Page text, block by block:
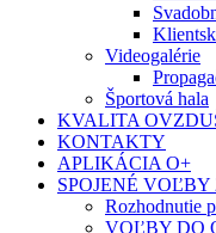
Videogalérie
Športová hala
KVALITA
KONTAKTY
APLIKÁCIA O+
SPOJENÉ VOĽBY
Rozhodnutie
VOĽBY DO